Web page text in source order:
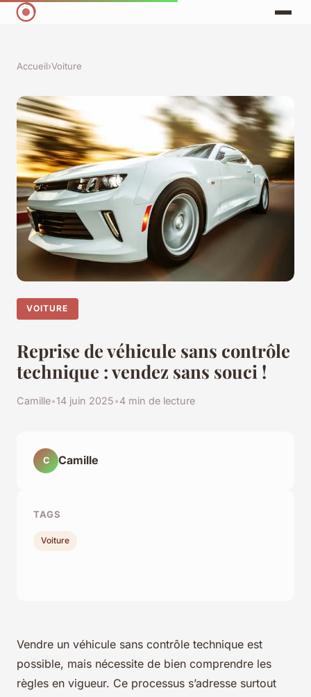
Accueil›Voiture
VOITURE
Reprise de véhicule sans contrôle
technique : vendez sans souci !
Camille•14 juin 2025•4 min de lecture
Vendre un véhicule sans contrôle technique est
possible, mais nécessite de bien comprendre les
règles en vigueur. Ce processus s’adresse surtout
C Camille
TAGS
Voiture